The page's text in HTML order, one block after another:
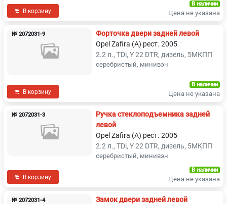
В корзину
В наличии
Цена не указана
№ 2072031-9
Форточка двери задней левой
Opel Zafira (A) рест. 2005
2.2 л., TDi, Y 22 DTR, дизель, 5МКПП
серебристый, минивэн
В корзину
В наличии
Цена не указана
№ 2072031-3
Ручка стеклоподъемника задней
левой
Opel Zafira (A) рест. 2005
2.2 л., TDi, Y 22 DTR, дизель, 5МКПП
серебристый, минивэн
В корзину
В наличии
Цена не указана
№ 2072031-4
Замок двери задней левой